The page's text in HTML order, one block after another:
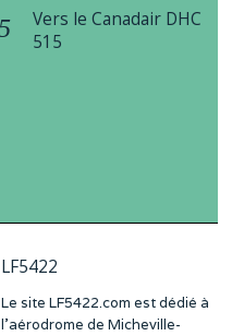
Vers le Canadair DHC
515
LF5422
Le site LF5422.com est dédié à
l’aérodrome de Micheville-